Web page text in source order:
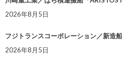
2026年8月5日
フジトランスコーポレーション／新造
2026年8月5日